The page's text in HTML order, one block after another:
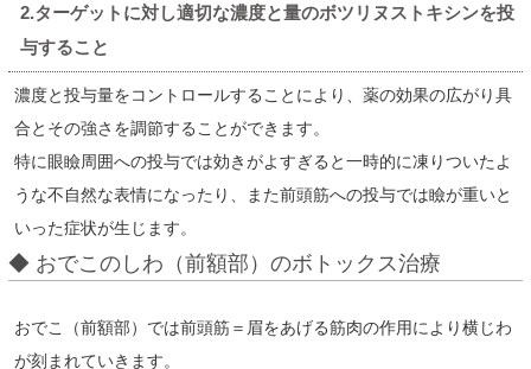
2.ターゲットに対し適切な濃度と量のボツリヌストキシンを投
与すること
濃度と投与量をコントロールすることにより、薬の効果の広がり具
合とその強さを調節することができます。
特に眼瞼周囲への投与では効きがよすぎると一時的に凍りついたよ
うな不自然な表情になったり、また前頭筋への投与では瞼が重いと
いった症状が生じます。
◆ おでこのしわ（前額部）のボトックス治療
おでこ（前額部）では前頭筋＝眉をあげる筋肉の作用により横じわ
が刻まれていきます。